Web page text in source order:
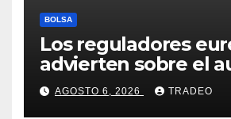
BOLSA
Los reguladores
advierten sobre el
del fraude con
llegada de MiCA
AGOSTO 6, 2026 TRADEO